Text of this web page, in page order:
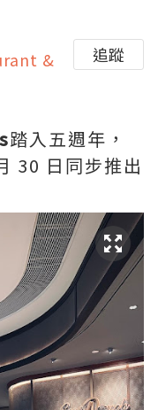
&
追蹤
踏入五週年，
30 日同步推出